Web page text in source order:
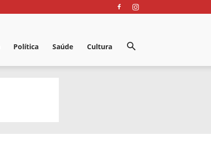
Política Saúde Cultura